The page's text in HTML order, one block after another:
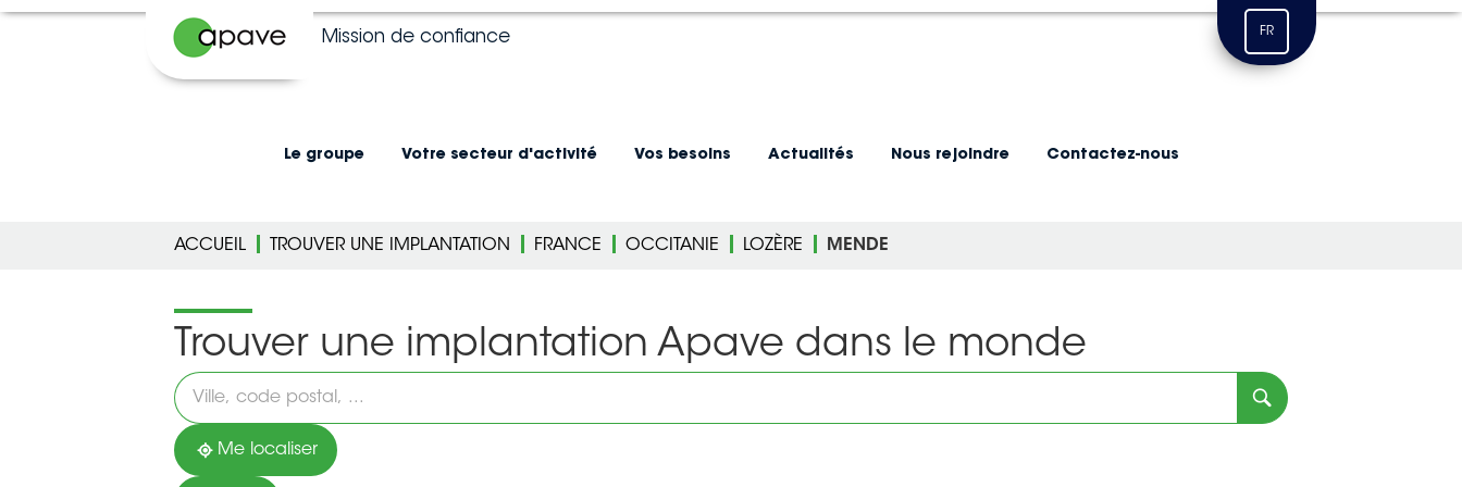
Mission de confiance FR
Le groupe Votre secteur d'activité Vos besoins Actualités Nous rejoindre Contactez-nous
ACCUEIL TROUVER UNE IMPLANTATION FRANCE OCCITANIE LOZÈRE MENDE
Trouver une implantation Apave dans le monde
Veuillez
renseigner
une
adresse
Me localiser